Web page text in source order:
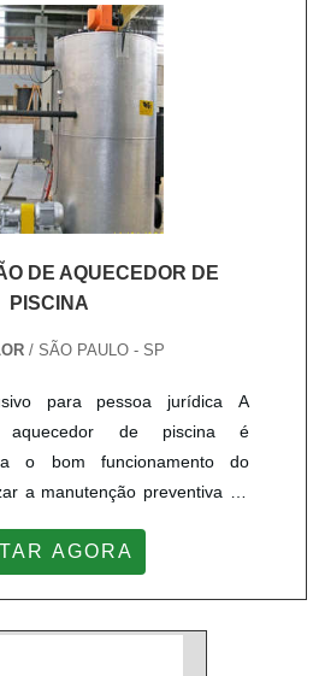
neste tipo ...
DE AQUECEDOR DE
PISCINA
/ SÃO PAULO - SP
para pessoa jurídica A
aquecedor de piscina é
o bom funcionamento do
a manutenção preventiva ou
a emissão certa de
AGORA